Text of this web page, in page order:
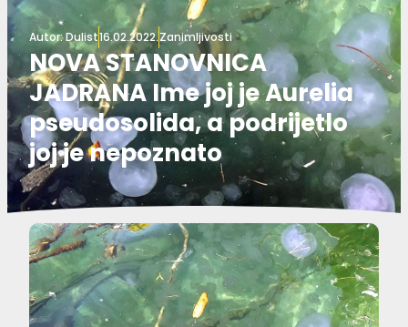
Autor:Dulist16.02.2022.Zanimljivosti
NOVA STANOVNICA
JADRANA Ime joj je Aurelia
pseudosolida, a podrijetlo
joj je nepoznato